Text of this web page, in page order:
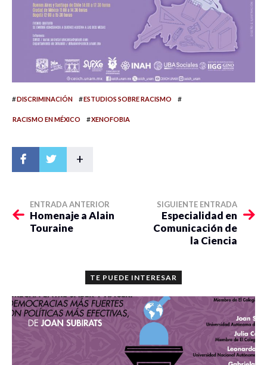
#DISCRIMINACIÓN #ESTUDIOS SOBRE RACISMO #
RACISMO EN MÉXICO #XENOFOBIA
+
ENTRADA ANTERIOR
Homenaje a Alain
Touraine
SIGUIENTE ENTRADA
Especialidad en
Comunicación de
la Ciencia
TE PUEDE INTERESAR